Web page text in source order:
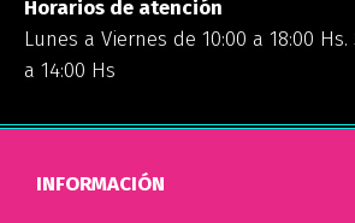
Horarios de atención
Lunes a Viernes de 10:00 a 18:00
a 14:00 Hs
INFORMACIÓN